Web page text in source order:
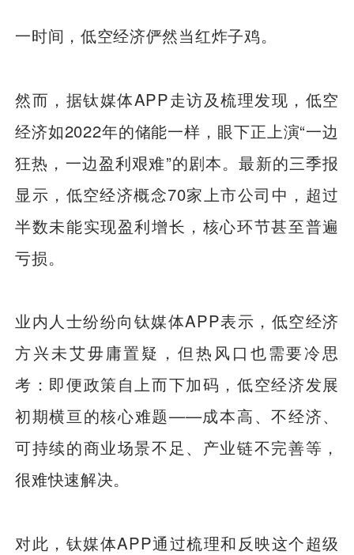
一时间，低空经济俨然当红炸子鸡。
然而，据钛媒体APP走访及梳理发现，低空
经济如2022年的储能一样，眼下正上演“一边
狂热，一边盈利艰难”的剧本。最新的三季报
显示，低空经济概念70家上市公司中，超过
半数未能实现盈利增长，核心环节甚至普遍
亏损。
业内人士纷纷向钛媒体APP表示，低空经济
方兴未艾毋庸置疑，但热风口也需要冷思
考：即便政策自上而下加码，低空经济发展
初期横亘的核心难题——成本高、不经济、
可持续的商业场景不足、产业链不完善等，
很难快速解决。
对此，钛媒体APP通过梳理和反映这个超级